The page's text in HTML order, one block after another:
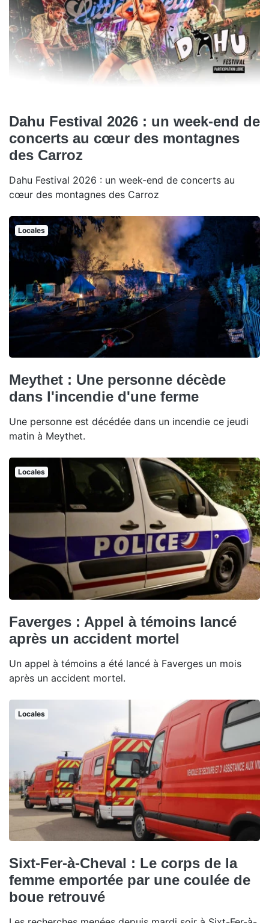
Dahu Festival 2026 : un week-end de
concerts au cœur des montagnes
des Carroz
Dahu Festival 2026 : un week-end de concerts au
cœur des montagnes des Carroz
Locales
Meythet : Une personne décède
dans l'incendie d'une ferme
Une personne est décédée dans un incendie ce jeudi
matin à Meythet.
Locales
Faverges : Appel à témoins lancé
après un accident mortel
Un appel à témoins a été lancé à Faverges un mois
après un accident mortel.
Locales
Sixt-Fer-à-Cheval : Le corps de la
femme emportée par une coulée de
boue retrouvé